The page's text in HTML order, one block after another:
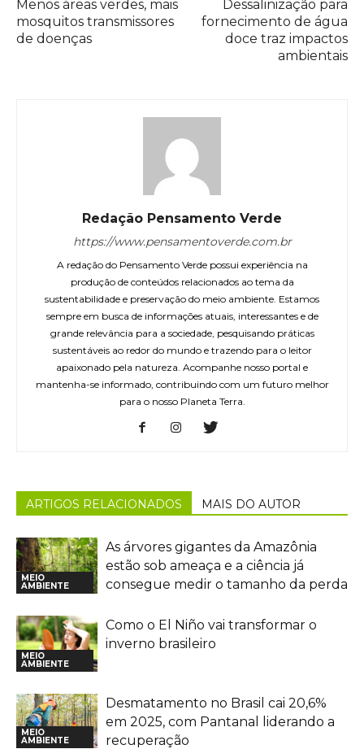
Menos áreas verdes, mais
mosquitos transmissores
de doenças
Dessalinização para
fornecimento de água
doce traz impactos
ambientais
Redação Pensamento Verde
https://www.pensamentoverde.com.br
A redação do Pensamento Verde possui experiência na
produção de conteúdos relacionados ao tema da
sustentabilidade e preservação do meio ambiente. Estamos
sempre em busca de informações atuais, interessantes e de
grande relevância para a sociedade, pesquisando práticas
sustentáveis ao redor do mundo e trazendo para o leitor
apaixonado pela natureza. Acompanhe nosso portal e
mantenha-se informado, contribuindo com um futuro melhor
para o nosso Planeta Terra.
ARTIGOS RELACIONADOS MAIS DO AUTOR
MEIO
AMBIENTE
As árvores gigantes da Amazônia
estão sob ameaça e a ciência já
consegue medir o tamanho da perda
MEIO
AMBIENTE
Como o El Niño vai transformar o
inverno brasileiro
MEIO
AMBIENTE
Desmatamento no Brasil cai 20,6%
em 2025, com Pantanal liderando a
recuperação